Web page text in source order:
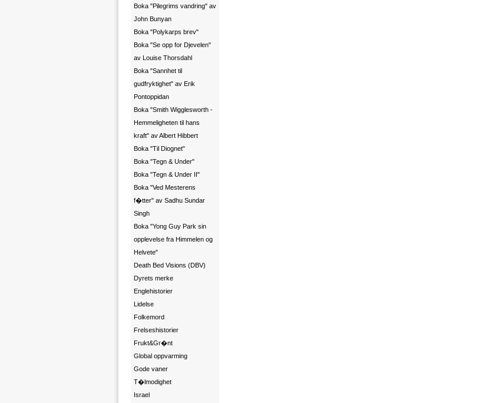
Boka "Pilegrims vandring" av
John Bunyan
Boka "Polykarps brev"
Boka "Se opp for Djevelen"
av Louise Thorsdahl
Boka "Sannhet til
gudfryktighet" av Erik
Pontoppidan
Boka "Smith Wigglesworth -
Hemmeligheten til hans
kraft" av Albert Hibbert
Boka "Til Diognet"
Boka "Tegn & Under"
Boka "Tegn & Under II"
Boka "Ved Mesterens
f�tter" av Sadhu Sundar
Singh
Boka "Yong Guy Park sin
opplevelse fra Himmelen og
Helvete"
Death Bed Visions (DBV)
Dyrets merke
Englehistorier
Lidelse
Folkemord
Frelseshistorier
Frukt&Gr�nt
Global oppvarming
Gode vaner
T�lmodighet
Israel